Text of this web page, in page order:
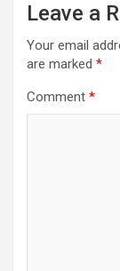
Leave a
Your email
are marked *
Comment *